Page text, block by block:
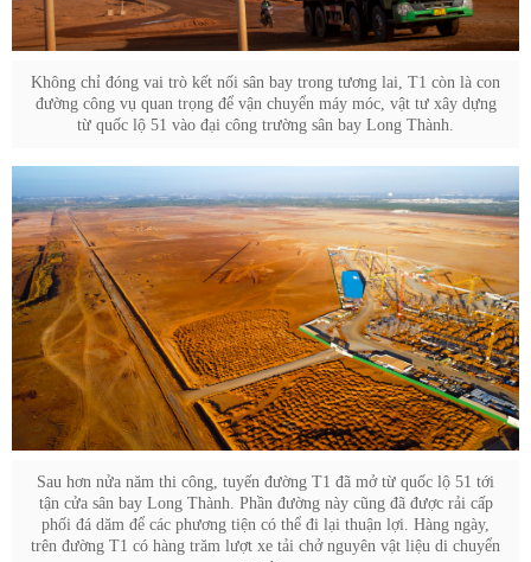
Không chỉ đóng vai trò kết nối sân bay trong tương lai, T1 còn là con
đường công vụ quan trọng để vận chuyển máy móc, vật tư xây dựng
từ quốc lộ 51 vào đại công trường sân bay Long Thành.
Sau hơn nửa năm thi công, tuyến đường T1 đã mở từ quốc lộ 51 tới
tận cửa sân bay Long Thành. Phần đường này cũng đã được rải cấp
phối đá dăm để các phương tiện có thể đi lại thuận lợi. Hàng ngày,
trên đường T1 có hàng trăm lượt xe tải chở nguyên vật liệu di chuyển